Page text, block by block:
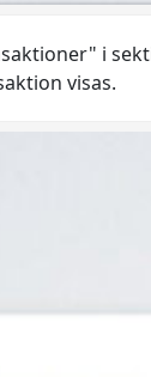
i
visas.